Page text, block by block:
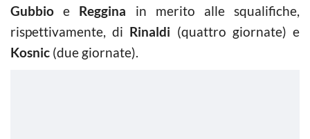
Gubbio e Reggina in merito alle squalifiche,
rispettivamente, di Rinaldi (quattro giornate) e
Kosnic (due giornate).